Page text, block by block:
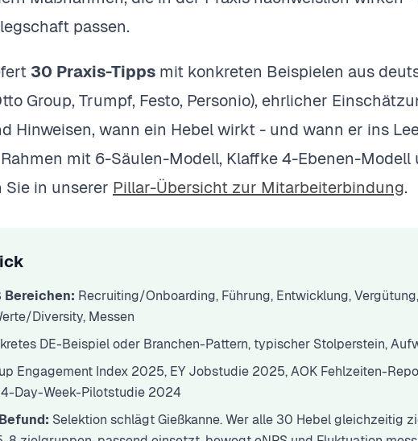
passen.
30 Praxis-Tipps mit konkreten Beispielen aus
Group, Trumpf, Festo, Personio), ehrlicher
Hinweisen, wann ein Hebel wirkt - und wann er ins
mit 6-Säulen-Modell, Klaffke 4-Ebenen-Modell
in unserer Pillar-Übersicht zur Mitarbeiterbindung.
Bereichen: Recruiting/Onboarding, Führung, Entwicklung,
Diversity, Messen
DE-Beispiel oder Branchen-Pattern, typischer Stolperstein,
Engagement Index 2025, EY Jobstudie 2025, AOK Fehlzeiten-
Day-Week-Pilotstudie 2024
Selektion schlägt Gießkanne. Wer alle 30 Hebel gleichzeitig